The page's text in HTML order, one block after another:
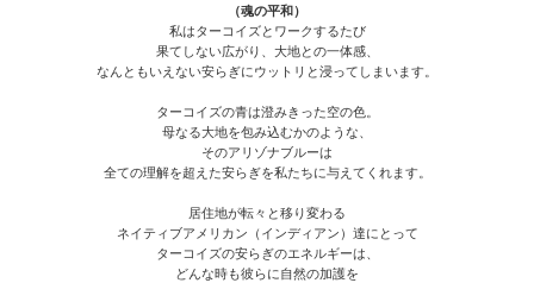
（魂の平和）
私はターコイズとワークするたび
果てしない広がり、大地との一体感、
なんともいえない安らぎにウットリと浸ってしまいます。
ターコイズの青は澄みきった空の色。
母なる大地を包み込むかのような、
そのアリゾナブルーは
全ての理解を超えた安らぎを私たちに与えてくれます。
居住地が転々と移り変わる
ネイティブアメリカン（インディアン）達にとって
ターコイズの安らぎのエネルギーは、
どんな時も彼らに自然の加護を